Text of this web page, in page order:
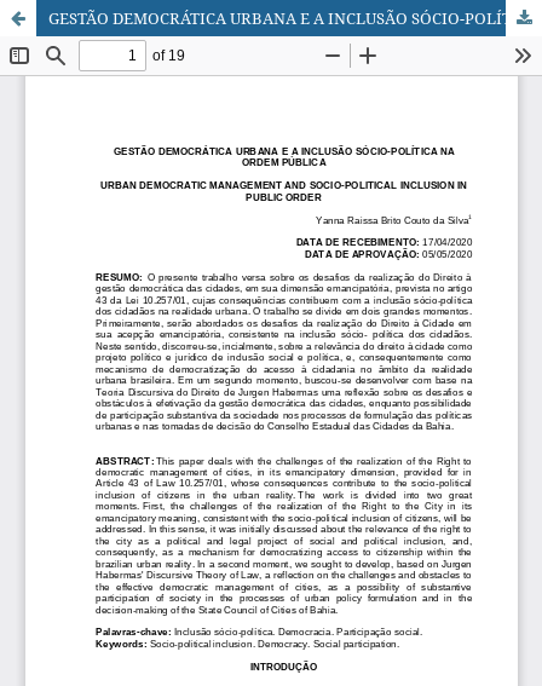
GESTÃO DEMOCRÁTICA URBANA E A INCLUSÃO SÓCIO-POLÍTICA NA ORDEM PÚBLICA